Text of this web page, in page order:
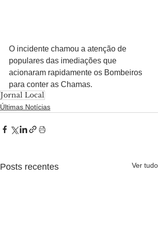
O incidente chamou a atenção de
populares das imediações que
acionaram rapidamente os Bombeiros
para conter as Chamas.
Jornal Local
Últimas Notícias
Posts recentes Ver tudo